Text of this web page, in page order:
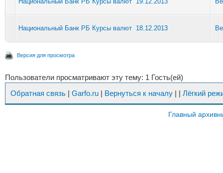
Национальный Банк РБ Курсы валют 18.12.2013
Версия для просмотра
Пользователи просматривают эту тему: 1 Гость(ей)
Обратная связь | Garfo.ru | Вернуться к началу | | Лёгкий
Главный